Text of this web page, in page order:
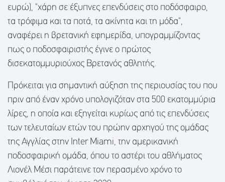
ευρώ), "χάρη σε έξυπνες επενδύσεις στο ποδόσφαιρο,
τα τρόφιμα και τα ποτά, τα ακίνητα και τη μόδα",
αναφέρει η βρετανική εφημερίδα, υπογραμμίζοντας
πως ο ποδοσφαιριστής έγινε ο πρώτος
δισεκατομμυριούχος Βρετανός αθλητής.
Πρόκειται για σημαντική αύξηση της περιουσίας του που
πριν από έναν χρόνο υπολογιζόταν στα 500 εκατομμύρια
λίρες, η οποία και εξηγείται κυρίως από τις επενδύσεις
των τελευταίων ετών του πρώην αρχηγού της ομάδας
της Αγγλίας στην Inter Miami, την αμερικανική
ποδοσφαιρική ομάδα, όπου το αστέρι του αθλήματος
Λιονέλ Μέσι παράτεινε τον περασμένο χρόνο το